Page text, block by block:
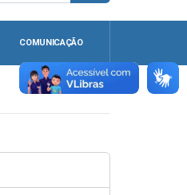
COMUNICAÇÃO